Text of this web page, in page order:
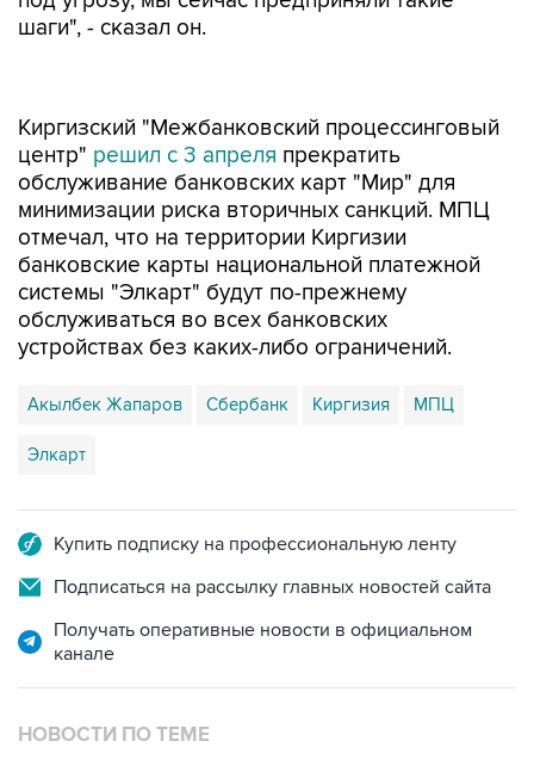
шаги", - сказал он.
обслуживание банковских карт "Мир" для
минимизации риска вторичных санкций. МПЦ
отмечал, что на территории Киргизии
банковские карты национальной платежной
системы "Элкарт" будут по-прежнему
обслуживаться во всех банковских
устройствах без каких-либо ограничений.
Акылбек Жапаров Сбербанк Киргизия МПЦ
Элкарт
Подписаться на рассылку главных новостей сайта
Получать оперативные новости в официальном
НОВОСТИ ПО ТЕМЕ
4 апреля 2024 года 15:21